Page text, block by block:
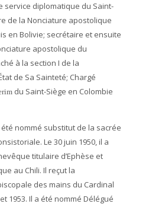
service diplomatique du Saint-
de la Nonciature apostolique
en Bolivie; secrétaire et ensuite
apostolique du
à la section I de la
de Sa Sainteté; Chargé
du Saint-Siège en Colombie
été nommé substitut de la sacrée
Le 30 juin 1950, il a
titulaire d’Ephèse et
au Chili. Il reçut la
des mains du Cardinal
1953. Il a été nommé Délégué